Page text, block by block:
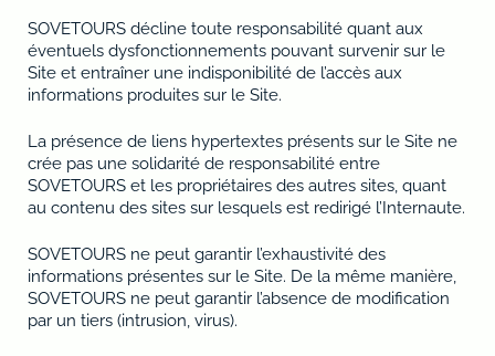
SOVETOURS décline toute responsabilité quant aux
éventuels dysfonctionnements pouvant survenir sur le
Site et entraîner une indisponibilité de l’accès aux
informations produites sur le Site.
La présence de liens hypertextes présents sur le Site ne
crée pas une solidarité de responsabilité entre
SOVETOURS et les propriétaires des autres sites, quant
au contenu des sites sur lesquels est redirigé l’Internaute.
SOVETOURS ne peut garantir l’exhaustivité des
informations présentes sur le Site. De la même manière,
SOVETOURS ne peut garantir l’absence de modification
par un tiers (intrusion, virus).